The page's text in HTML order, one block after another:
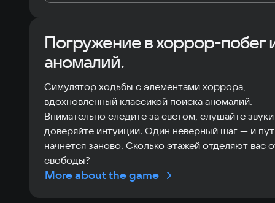
Погружение в хоррор-побег
аномалий.
Симулятор ходьбы с элементами хоррора,
вдохновленный классикой поиска аномалий.
Внимательно следите за светом, слушайте
доверяйте интуиции. Один неверный шаг — и
начнется заново. Сколько этажей отделяют вас
свободы?
More about the game